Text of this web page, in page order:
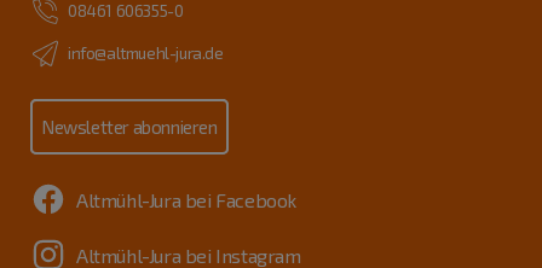
08461 606355-0
info@altmuehl-jura.de
Newsletter abonnieren
Altmühl-Jura bei Facebook
Altmühl-Jura bei Instagram